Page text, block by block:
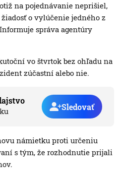
na pojednávanie neprišiel,
o vylúčenie jedného z
správa agentúry
vo štvrtok bez ohľadu na
zúčastní alebo nie.
Sledovať
námietku proti určeniu
s tým, že rozhodnutie prijali